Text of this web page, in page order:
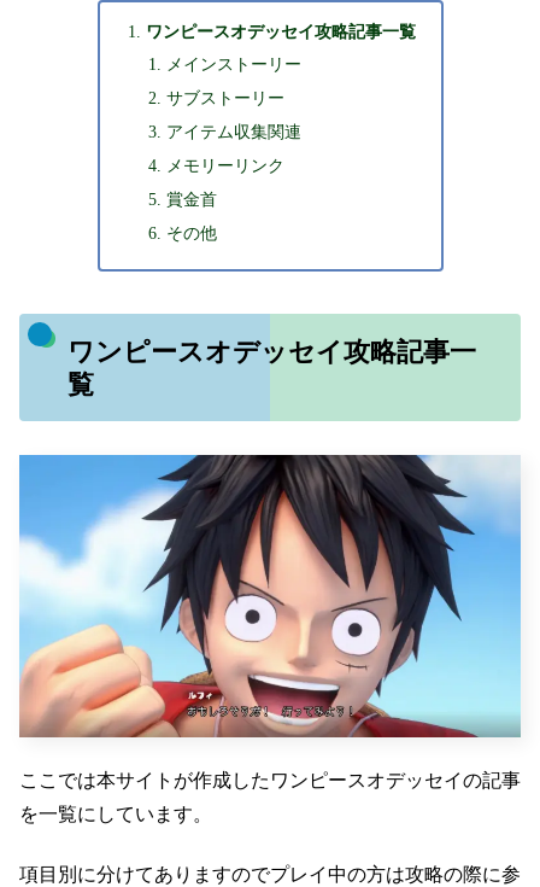
ワンピースオデッセイ攻略記事一覧
メインストーリー
サブストーリー
アイテム収集関連
メモリーリンク
賞金首
その他
ワンピースオデッセイ攻略記事一
覧
ここでは本サイトが作成したワンピースオデッセイの記事
を一覧にしています。
項目別に分けてありますのでプレイ中の方は攻略の際に参